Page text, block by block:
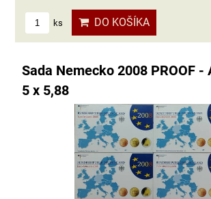
ks DO KOŠÍKA
Sada Nemecko 2008 PROOF -
5 x 5,88